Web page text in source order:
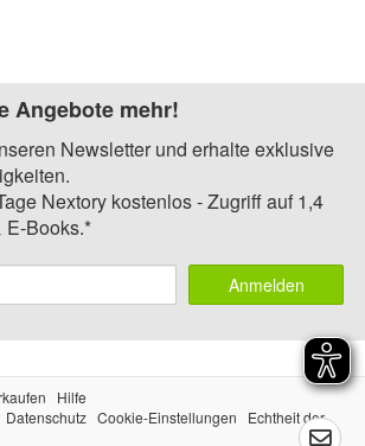
Angebote mehr!
Newsletter und erhalte exklusive
Nextory kostenlos - Zugriff auf 1,4
E-Books.*
Anmelden
Hilfe
Datenschutz Cookie-Einstellungen
Echtheit der